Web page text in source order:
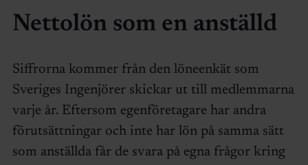
Nettolön som en anställd
Siffrorna kommer från den löneenkät som
Sveriges Ingenjörer skickar ut till medlemmarna
varje år. Eftersom egenföretagare har andra
förutsättningar och inte har lön på samma sätt
som anställda får de svara på egna frågor kring